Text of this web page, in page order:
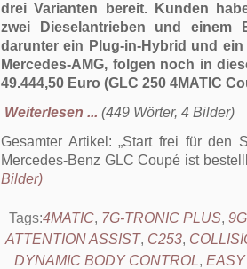
drei Varianten bereit. Kunden
zwei Dieselantrieben und einem
darunter ein Plug-in-Hybrid und
Mercedes-AMG, folgen noch in
49.444,50 Euro (GLC 250 4MATIC
Weiterlesen ... (449 Wörter, 4 Bilder)
Gesamter Artikel: Start frei für den
Mercedes-Benz GLC Coupé ist
Bilder)
Tags:4MATIC, 7G-TRONIC PLUS,
ATTENTION ASSIST, C253,
DYNAMIC BODY CONTROL,